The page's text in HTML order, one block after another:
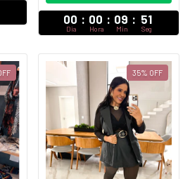
00 : 00 : 09 : 47
Dia Hora Min Seg
35% OFF